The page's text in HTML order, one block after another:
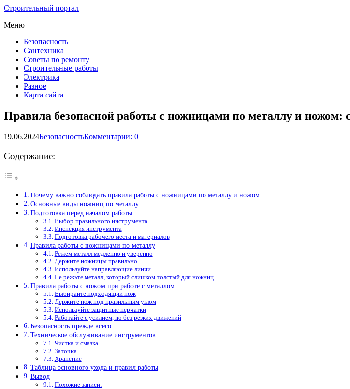
Строительный портал
Меню
Безопасность
Сантехника
Советы по ремонту
Строительные работы
Электрика
Разное
Карта сайта
Правила безопасной работы с ножницами по металлу и ножом:
19.06.2024БезопасностьКомментарии: 0
Содержание:
Почему важно соблюдать правила работы с ножницами по металлу и ножом
Основные виды ножниц по металлу
Подготовка перед началом работы
Выбор правильного инструмента
Инспекция инструмента
Подготовка рабочего места и материалов
Правила работы с ножницами по металлу
Режем металл медленно и уверенно
Держите ножницы правильно
Используйте направляющие линии
Не режьте металл, который слишком толстый для ножниц
Правила работы с ножом при работе с металлом
Выбирайте подходящий нож
Держите нож под правильным углом
Используйте защитные перчатки
Работайте с усилием, но без резких движений
Безопасность прежде всего
Техническое обслуживание инструментов
Чистка и смазка
Заточка
Хранение
Таблица основного ухода и правил работы
Вывод
Похожие записи: